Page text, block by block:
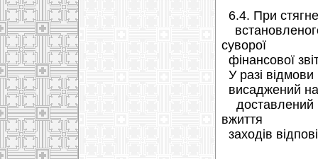
6.4. При
суворої
фінансової
У разі
висаджений на
доставлений
вжиття
заходів